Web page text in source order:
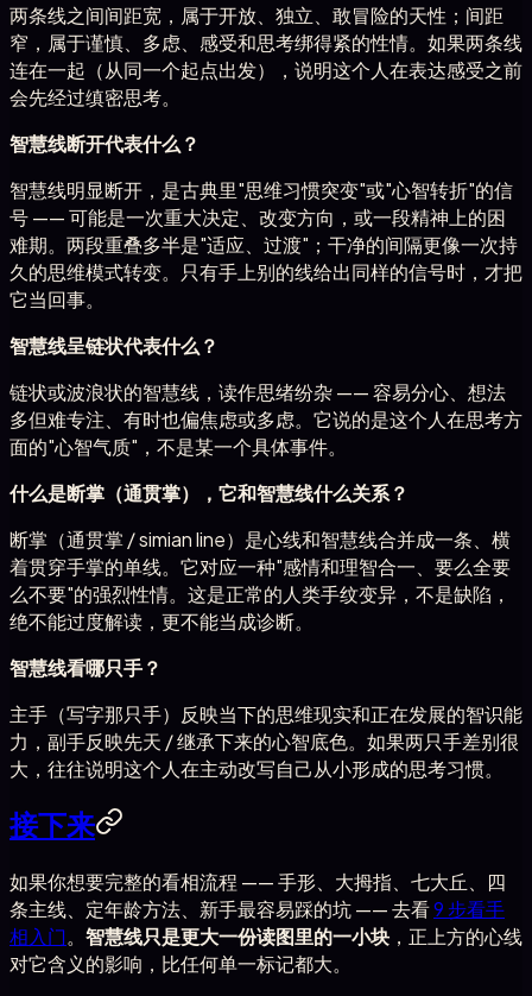
两条线之间间距宽，属于开放、独立、敢冒险的天性；间距
窄，属于谨慎、多虑、感受和思考绑得紧的性情。如果两条线
连在一起（从同一个起点出发），说明这个人在表达感受之前
会先经过缜密思考。
智慧线断开代表什么？
智慧线明显断开，是古典里"思维习惯突变"或"心智转折"的信
号 —— 可能是一次重大决定、改变方向，或一段精神上的困
难期。两段重叠多半是"适应、过渡"；干净的间隔更像一次持
久的思维模式转变。只有手上别的线给出同样的信号时，才把
它当回事。
智慧线呈链状代表什么？
链状或波浪状的智慧线，读作思绪纷杂 —— 容易分心、想法
多但难专注、有时也偏焦虑或多虑。它说的是这个人在思考方
面的"心智气质"，不是某一个具体事件。
什么是断掌（通贯掌），它和智慧线什么关系？
断掌（通贯掌 / simian line）是心线和智慧线合并成一条、横
着贯穿手掌的单线。它对应一种"感情和理智合一、要么全要
么不要"的强烈性情。这是正常的人类手纹变异，不是缺陷，
绝不能过度解读，更不能当成诊断。
智慧线看哪只手？
主手（写字那只手）反映当下的思维现实和正在发展的智识能
力，副手反映先天 / 继承下来的心智底色。如果两只手差别很
大，往往说明这个人在主动改写自己从小形成的思考习惯。
接下来
如果你想要完整的看相流程 —— 手形、大拇指、七大丘、四
条主线、定年龄方法、新手最容易踩的坑 —— 去看9 步看手
相入门。 智慧线只是更大一份读图里的一小块 ，正上方的心线
对它含义的影响，比任何单一标记都大。